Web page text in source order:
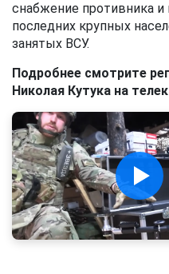
снабжение противника
последних крупных
занятых ВСУ.
Подробнее смотрите
Николая Кутука на